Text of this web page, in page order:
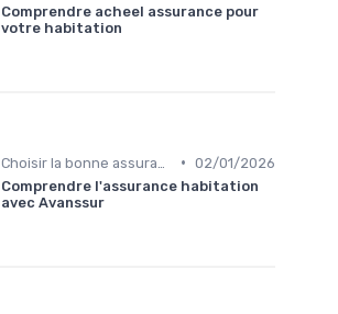
Comprendre acheel assurance pour
votre habitation
• 02/01/2026
Comprendre l'assurance habitation
avec Avanssur